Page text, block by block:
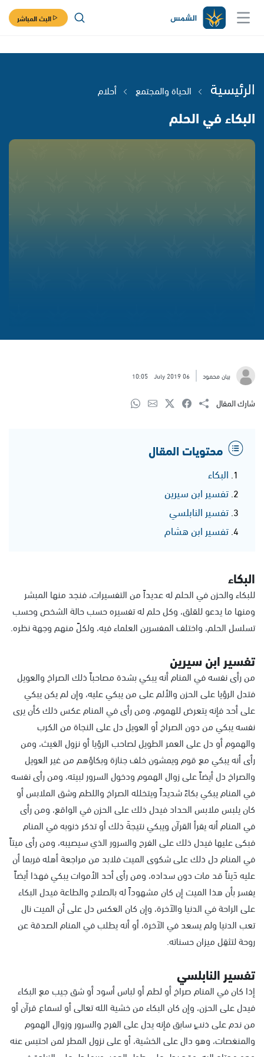
البث المباشر
الرئيسية الحياة والمجتمع أحلام
البكاء في الحلم
بيان محمود 06 July 2019
10:05
شارك المقال
محتويات المقال
البكاء
تفسير ابن سيرين
تفسير النابلسي
تفسير ابن هشام
البكاء
للبكاء والحزن في الحلم له عديداً من التفسيرات، فنجد منها المبشر
ومنها ما يدعو للقلق، وكل حلم له تفسيره حسب حالة الشخص وحسب
تسلسل الحلم، واختلف المفسرين العلماء فيه، ولكلً منهم وجهة نظره.
تفسير ابن سيرين
من رأى نفسه في المنام أنه يبكي بشدة مصاحباً ذلك الصراخ والعويل
فتدل الرؤيا على الحزن والألم على من يبكي عليه، وإن لم يكن يبكي
على أحد فإنه يتعرض للهموم، ومن رأى في المنام عكس ذلك كأن يرى
نفسه يبكي من دون الصراخ أو العويل دل على النجاة من الكرب
والهموم أو دل على العمر الطويل لصاحب الرؤيا أو نزول الغيث، ومن
رأى أنه يبكي مع قوم ويمشون خلف جنازة وبكاؤهم من غير العويل
والصراخ دل أيضاً على زوال الهموم ودخول السرور لبيته، ومن رأى نفسه
في المنام يبكي بكاءً شديداً ويتخلله الصراخ واللطم وشق الملابس أو
كان يلبس ملابس الحداد فيدل ذلك على الحزن في الواقع، ومن رأى
في المنام أنه يقرأ القرآن ويبكي نتيجةَ ذلك أو تذكر ذنوبه في المنام
فبكى عليها فيدل ذلك على الفرح والسرور الذي سيصيبه، ومن رأى ميتاً
في المنام دل ذلك على شكوى الميت فلابد من مراجعة أهله فربما أن
عليه دَيناً قد مات دون سداده، ومن رأى أحد الأموات يبكي فهذا أيضاً
يفسر بأن هذا الميت إن كان مشهوداً له بالصلاح والطاعة فيدل البكاء
على الراحة في الدنيا والآخرة، وإن كان العكس دل على أن الميت نال
تعب الدنيا ولم يسعد في الآخرة، أو أنه يطلب في المنام الصدقة عن
روحة لتثقِل ميزان حسناته.
تفسير النابلسي
إذا كان في المنام صراخ أو لطم أو لباس أسود أو شق جيب مع البكاء
فيدل على الحزن، وإن كان البكاء من خشية الله تعالى أو لسماع قرآن أو
من ندم على ذنبٍ سابق فإنه يدل على الفرح والسرور وزوال الهموم
والمنغصات، وهو دال على الخشية، أو على نزول المطر لمن احتبس عنه